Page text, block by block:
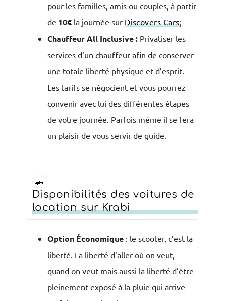
pour les familles, amis ou couples, à partir
de 10€ la journée sur Discovers Cars;
Chauffeur All Inclusive : Privatiser les
services d’un chauffeur afin de conserver
une totale liberté physique et d’esprit.
Les tarifs se négocient et vous pourrez
convenir avec lui des différentes étapes
de votre journée. Parfois même il se fera
un plaisir de vous servir de guide.
🚗
Disponibilités des voitures de
location sur Krabi
Option Économique : le scooter, c’est la
liberté. La liberté d’aller où on veut,
quand on veut mais aussi la liberté d’être
pleinement exposé à la pluie qui arrive